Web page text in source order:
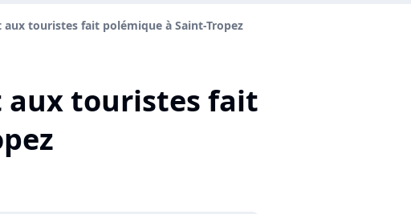
touristes fait polémique à Saint-Tropez
aux touristes fait